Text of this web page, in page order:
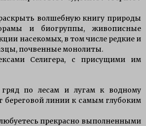
волшебную книгу природы
и биогруппы, живописные
насекомых, в том числе редкие и
почвенные монолиты.
Селигера, с присущими им
по лесам и лугам к водному
береговой линии к самым глубоким
прекрасно выполненными